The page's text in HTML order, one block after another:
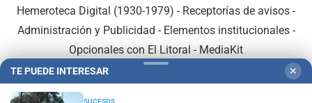
Hemeroteca Digital (1930-1979) - Receptorías de avisos -
Administración y Publicidad - Elementos institucionales-
Opcionales con El Litoral - MediaKit
TE PUEDE INTERESAR ✕
SUCESOS